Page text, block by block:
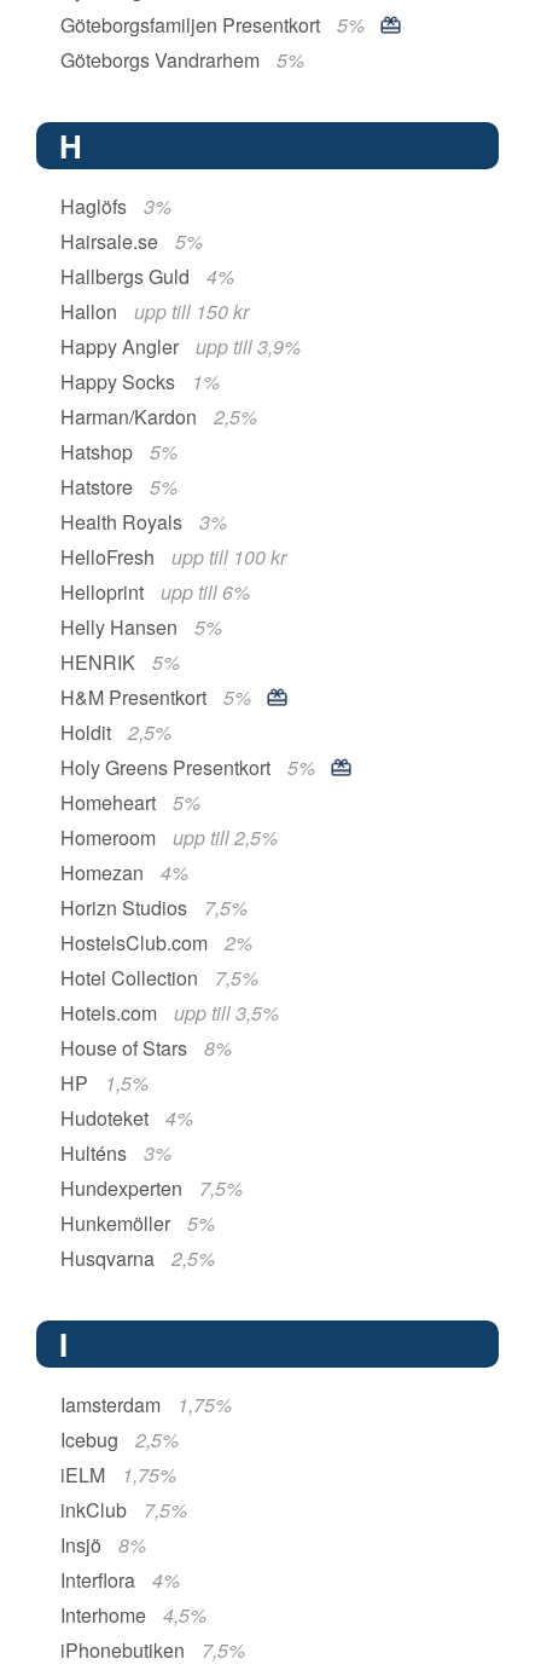
Göteborgsfamiljen Presentkort
5%
Göteborgs Vandrarhem
5%
H
Haglöfs
3%
Hairsale.se
5%
Hallbergs Guld
4%
Hallon
upp till 150 kr
Happy Angler
upp till 3,9%
Happy Socks
1%
Harman/Kardon
2,5%
Hatshop
5%
Hatstore
5%
Health Royals
3%
HelloFresh
upp till 100 kr
Helloprint
upp till 6%
Helly Hansen
5%
HENRIK
5%
H&M Presentkort
5%
Holdit
2,5%
Holy Greens Presentkort
5%
Homeheart
5%
Homeroom
upp till 2,5%
Homezan
4%
Horizn Studios
7,5%
HostelsClub.com
2%
Hotel Collection
7,5%
Hotels.com
upp till 3,5%
House of Stars
8%
HP
1,5%
Hudoteket
4%
Hulténs
3%
Hundexperten
7,5%
Hunkemöller
5%
Husqvarna
2,5%
I
Iamsterdam
1,75%
Icebug
2,5%
iELM
1,75%
inkClub
7,5%
Insjö
8%
Interflora
4%
Interhome
4,5%
iPhonebutiken
7,5%